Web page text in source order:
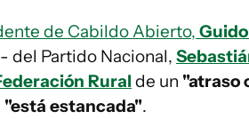
de Cabildo Abierto,
del Partido Nacional,
Rural de un "atraso
"está estancada".